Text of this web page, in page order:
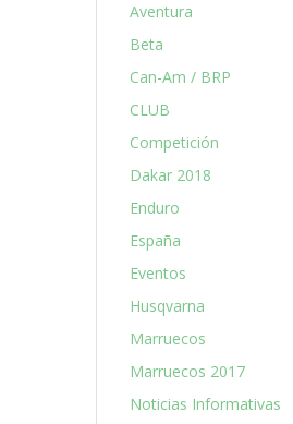
Aventura
Beta
Can-Am / BRP
CLUB
Competición
Dakar 2018
Enduro
España
Eventos
Husqvarna
Marruecos
Marruecos 2017
Noticias Informativas